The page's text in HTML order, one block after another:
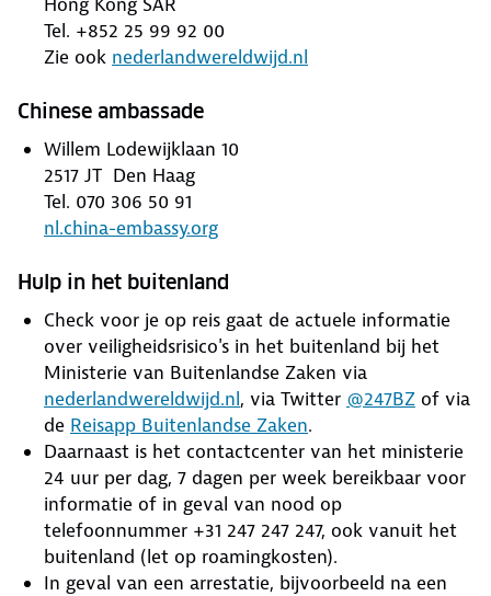
Tel. +852 25 99 92 00
Zie ook nederlandwereldwijd.nl
Chinese ambassade
Willem Lodewijklaan 10
2517 JT Den Haag
Tel. 070 306 50 91
nl.china-embassy.org
Hulp in het buitenland
Check voor je op reis gaat de actuele informatie
over veiligheidsrisico's in het buitenland bij het
Ministerie van Buitenlandse Zaken via
nederlandwereldwijd.nl, via Twitter @247BZ of via
de Reisapp Buitenlandse Zaken.
Daarnaast is het contactcenter van het ministerie
24 uur per dag, 7 dagen per week bereikbaar voor
informatie of in geval van nood op
telefoonnummer +31 247 247 247, ook vanuit het
buitenland (let op roamingkosten).
In geval van een arrestatie, bijvoorbeeld na een